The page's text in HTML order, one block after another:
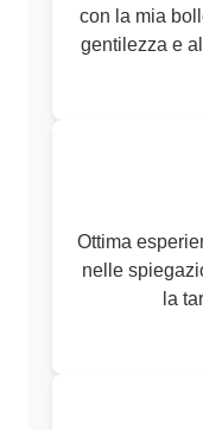
con la mia
gentilezza e
Ottima
nelle
la